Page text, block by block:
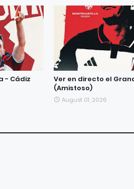
- Cádiz
Ver en directo el
(Amistoso)
August 01, 2026